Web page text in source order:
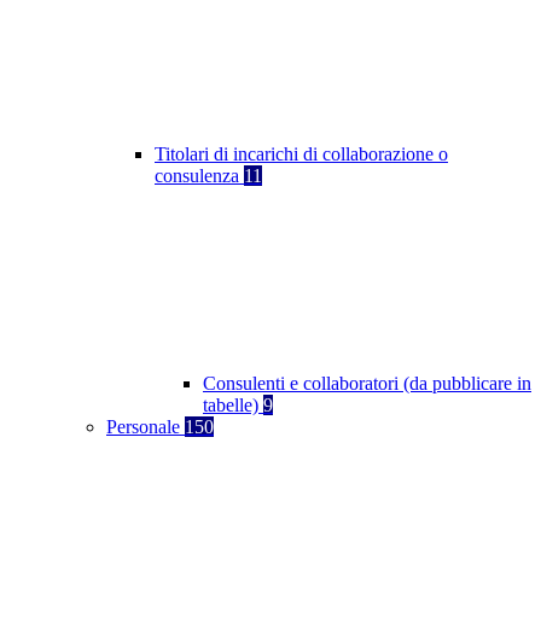
Titolari di incarichi di collaborazione o
consulenza 11
Consulenti e collaboratori (da pubblicare in
tabelle) 9
Personale 150